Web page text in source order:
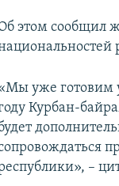
этом сообщил
уже готовим
Курбан-
–